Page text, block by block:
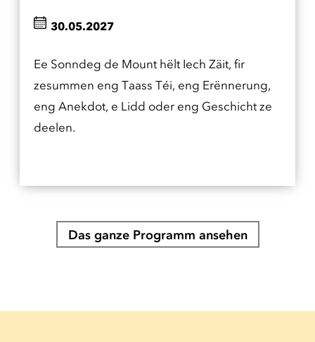
Ee Sonndeg de Mount hëlt Iech Zäit, fir
zesummen eng Taass Téi, eng Erënnerung,
eng Anekdot, e Lidd oder eng Geschicht ze
deelen.
30.05.2027
Das ganze Programm ansehen